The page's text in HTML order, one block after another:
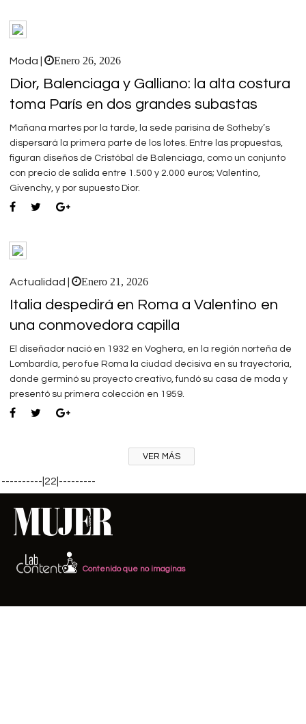
Moda | Enero 26, 2026
Dior, Balenciaga y Galliano: la alta costura
toma París en dos grandes subastas
Mañana martes por la tarde, la sede parisina de Sotheby’s
dispersará la primera parte de los lotes. Entre las propuestas,
figuran diseños de Cristóbal de Balenciaga, como un conjunto
con precio de salida entre 1.500 y 2.000 euros; Valentino,
Givenchy, y por supuesto Dior.
Actualidad | Enero 21, 2026
Italia despedirá en Roma a Valentino en
una conmovedora capilla
El diseñador nació en 1932 en Voghera, en la región norteña de
Lombardía, pero fue Roma la ciudad decisiva en su trayectoria,
donde germinó su proyecto creativo, fundó su casa de moda y
presentó su primera colección en 1959.
VER MÁS
----------|22|---------
Contenido que no imaginas